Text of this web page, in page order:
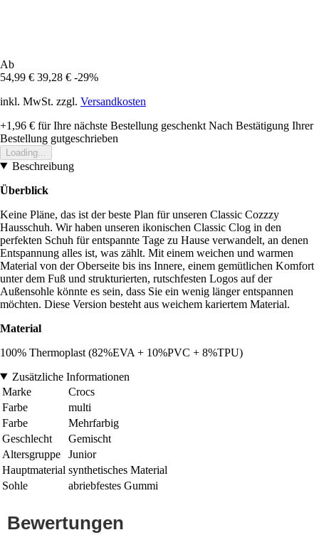
Ab
54,99 € 39,28 € -29%
inkl. MwSt. zzgl. Versandkosten
+1,96 € für Ihre nächste Bestellung geschenkt Nach Bestätigung Ihrer
Bestellung gutgeschrieben
Loading...
Beschreibung
Überblick
Keine Pläne, das ist der beste Plan für unseren Classic Cozzzy
Hausschuh. Wir haben unseren ikonischen Classic Clog in den
perfekten Schuh für entspannte Tage zu Hause verwandelt, an denen
Entspannung alles ist, was zählt. Mit einem weichen und warmen
Material von der Oberseite bis ins Innere, einem gemütlichen Komfort
unter dem Fuß und strukturierten, rutschfesten Logos auf der
Außensohle könnte es sein, dass Sie ein wenig länger entspannen
möchten. Diese Version besteht aus weichem kariertem Material.
Material
100% Thermoplast (82%EVA + 10%PVC + 8%TPU)
Zusätzliche Informationen
Marke
Crocs
Farbe
multi
Farbe
Mehrfarbig
Geschlecht
Gemischt
Altersgruppe
Junior
Hauptmaterial synthetisches Material
Sohle
abriebfestes Gummi